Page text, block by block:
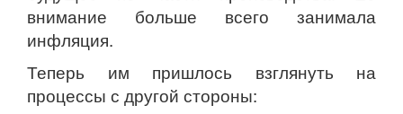
внимание больше всего занимала
инфляция.
Теперь им пришлось взглянуть на
процессы с другой стороны: